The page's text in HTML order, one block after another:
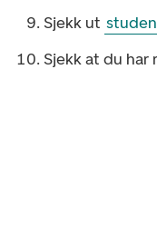
Sjekk ut
Sjekk at du har